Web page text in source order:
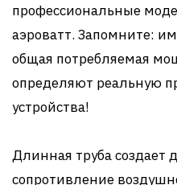
профессиональные
аэроватт. Запомните:
общая потребляемая
определяют реальную
устройства!
Длинная труба создает
сопротивление